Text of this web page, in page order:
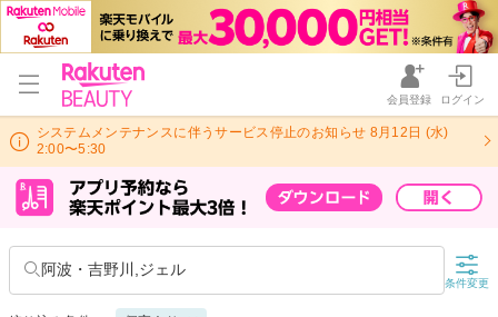
会員登録 ログイン
システムメンテナンスに伴うサービス停止のお知らせ 8月12日 (水)
2:00〜5:30
阿波・吉野川,ジェル
条件変更